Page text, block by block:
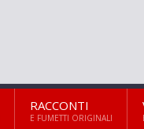
RACCONTI
E FUMETTI ORIGINALI